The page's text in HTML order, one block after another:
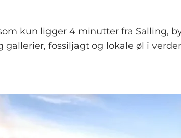
kun ligger 4 minutter fra Salling,
gallerier, fossiljagt og lokale øl i